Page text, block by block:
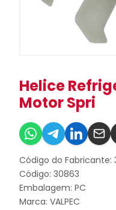
Helice
Motor Spri
Código do Fabricante:
Código: 30863
Embalagem: PC
Marca: VALPEC